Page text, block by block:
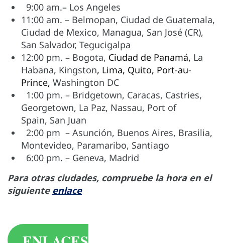
9:00 am.– Los Angeles
11:00 am. – Belmopan, Ciudad de Guatemala,
Ciudad de Mexico, Managua, San José (CR),
San Salvador, Tegucigalpa
12:00 pm. – Bogota, Ciudad de Panamá, La
Habana, Kingston, Lima, Quito, Port-au-
Prince, Washington DC
1:00 pm. – Bridgetown, Caracas, Castries,
Georgetown, La Paz, Nassau, Port of
Spain, San Juan
2:00 pm – Asunción, Buenos Aires, Brasilia,
Montevideo, Paramaribo, Santiago
6:00 pm. – Geneva, Madrid
Para otras ciudades, compruebe la hora en el
siguiente enlace